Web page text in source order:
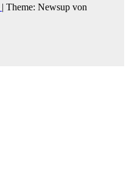
| Theme: Newsup von